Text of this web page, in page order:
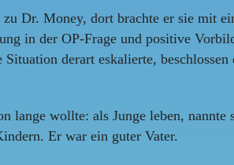
Dr. Money, dort brachte er sie mit
in der OP-Frage und positive
derart eskalierte,
lange wollte: als Junge leben,
Er war ein guter Vater.